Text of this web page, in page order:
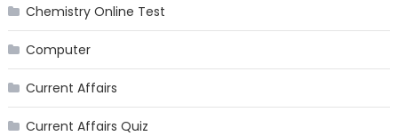
Chemistry Online Test
Computer
Current Affairs
Current Affairs Quiz